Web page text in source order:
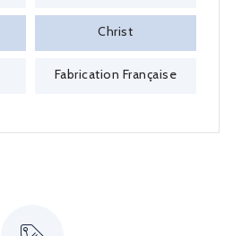
Christ
Fabrication Française